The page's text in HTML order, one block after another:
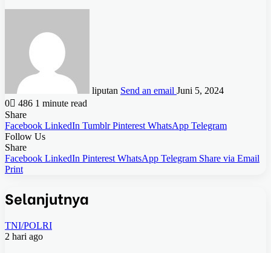
liputan Send an email Juni 5, 2024
0
486 1 minute read
Share
Facebook LinkedIn Tumblr Pinterest WhatsApp Telegram
Follow Us
Share
Facebook LinkedIn Pinterest WhatsApp Telegram Share via Email
Print
Selanjutnya
TNI/POLRI
2 hari ago